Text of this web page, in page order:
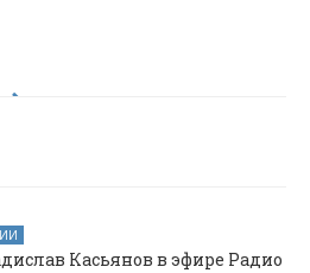
Касьянов в эфире Радио